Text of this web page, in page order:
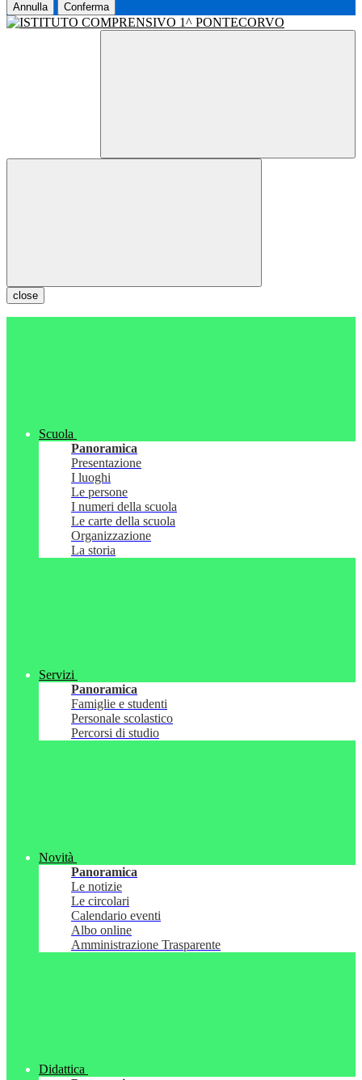
Annulla Conferma
close
Scuola
Panoramica
Presentazione
I luoghi
Le persone
I numeri della scuola
Le carte della scuola
Organizzazione
La storia
Servizi
Panoramica
Famiglie e studenti
Personale scolastico
Percorsi di studio
Novità
Panoramica
Le notizie
Le circolari
Calendario eventi
Albo online
Amministrazione Trasparente
Didattica